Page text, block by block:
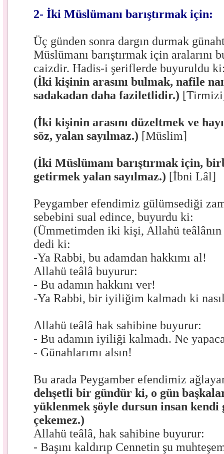
2- İki Müslümanı barıştırmak için:
Üç günden sonra dargın durmak
Müslümanı barıştırmak için aralarını
caizdir. Hadis-i şeriflerde buyuruldu
(İki kişinin arasını bulmak, nafile
sadakadan daha faziletlidir.)
(İki kişinin arasını düzeltmek ve
söz, yalan sayılmaz.) [Müslim]
(İki Müslümanı barıştırmak için,
getirmek yalan sayılmaz.) [İbni Lâl]
Peygamber efendimiz gülümsediği
sebebini sual edince, buyurdu ki:
(Ümmetimden iki kişi, Allahü teâlânın
dedi ki:
-Ya Rabbi, bu adamdan hakkımı al!
Allahü teâlâ buyurur:
- Bu adamın hakkını ver!
-Ya Rabbi, bir iyiliğim kalmadı ki
Allahü teâlâ hak sahibine buyurur:
- Bu adamın iyiliği kalmadı. Ne
- Günahlarımı alsın!
Bu arada Peygamber efendimiz
dehşetli bir gündür ki, o gün
yüklenmek şöyle dursun insan kendi
çekemez.)
Allahü teâlâ, hak sahibine buyurur:
- Başını kaldırıp Cennetin şu